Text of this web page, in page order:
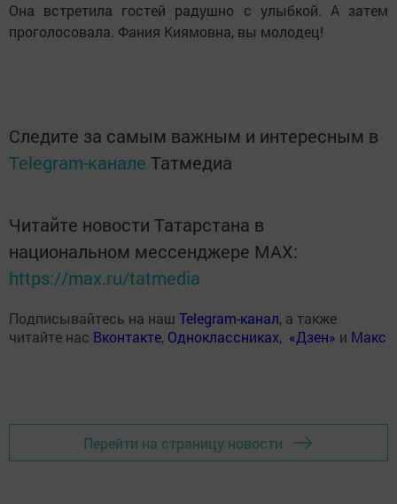
Она встретила гостей радушно с улыбкой. А затем
проголосовала. Фания Киямовна, вы молодец!
Следите за самым важным и интересным в
Telegram-канале Татмедиа
Читайте новости Татарстана в
национальном мессенджере MАХ:
https://max.ru/tatmedia
Подписывайтесь на наш Telegram-канал, а также
читайте нас Вконтакте, Одноклассниках, «Дзен» и Макс
Перейти на страницу новости